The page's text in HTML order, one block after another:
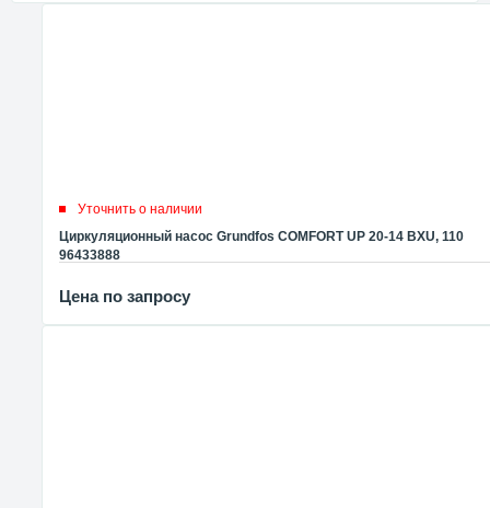
Уточнить о наличии
Циркуляционный насос Grundfos COMFORT UP 20-14 BXU, 110
96433888
Цена по запросу